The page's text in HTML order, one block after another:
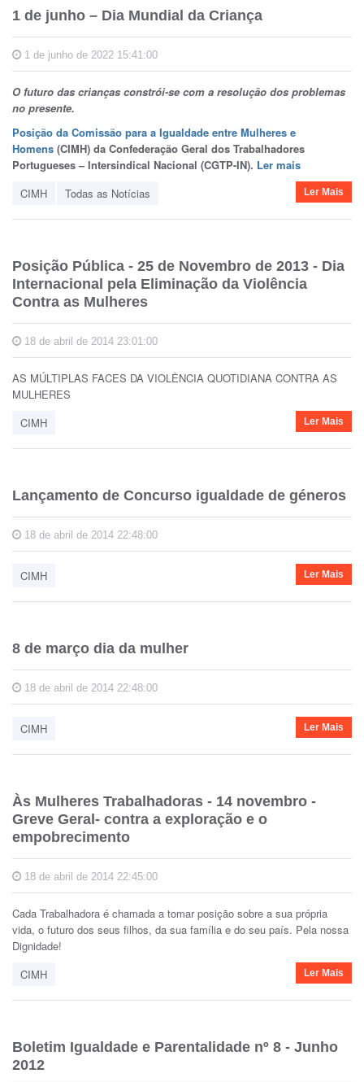
1 de junho – Dia Mundial da Criança
1 de junho de 2022 15:41:00
O futuro das crianças constrói-se com a resolução dos problemas
no presente.
Posição da Comissão para a Igualdade entre Mulheres e
Homens (CIMH) da Confederação Geral dos Trabalhadores
Portugueses – Intersindical Nacional (CGTP-IN). Ler mais
CIMH
Todas as Notícias Ler Mais
Posição Pública - 25 de Novembro de 2013 - Dia
Internacional pela Eliminação da Violência
Contra as Mulheres
18 de abril de 2014 23:01:00
AS MÚLTIPLAS FACES DA VIOLÊNCIA QUOTIDIANA CONTRA AS
MULHERES
CIMH
Ler Mais
Lançamento de Concurso igualdade de géneros
18 de abril de 2014 22:48:00
CIMH Ler Mais
8 de março dia da mulher
18 de abril de 2014 22:48:00
CIMH Ler Mais
Às Mulheres Trabalhadoras - 14 novembro -
Greve Geral- contra a exploração e o
empobrecimento
18 de abril de 2014 22:45:00
Cada Trabalhadora é chamada a tomar posição sobre a sua própria
vida, o futuro dos seus filhos, da sua família e do seu país. Pela nossa
Dignidade!
CIMH
Ler Mais
Boletim Igualdade e Parentalidade nº 8 - Junho
2012